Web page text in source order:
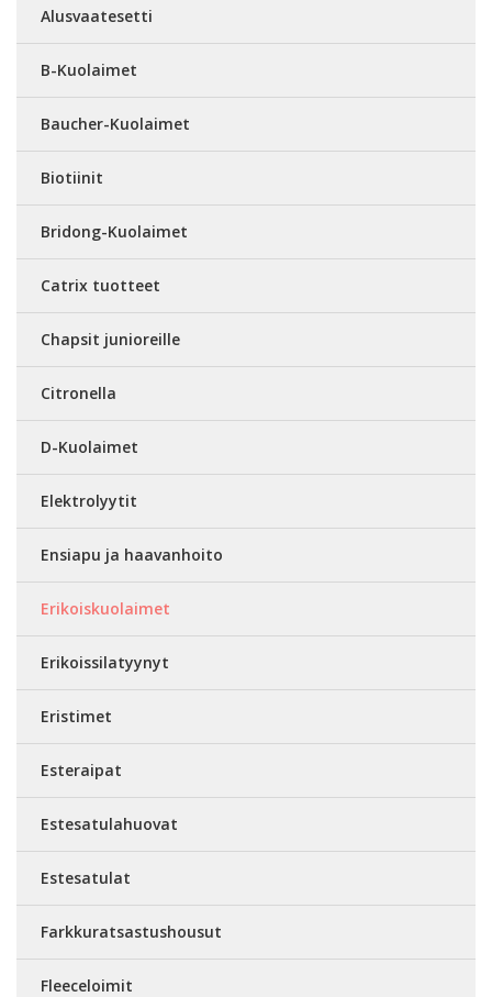
Alusvaatesetti
B-Kuolaimet
Baucher-Kuolaimet
Biotiinit
Bridong-Kuolaimet
Catrix tuotteet
Chapsit junioreille
Citronella
D-Kuolaimet
Elektrolyytit
Ensiapu ja haavanhoito
Erikoiskuolaimet
Erikoissilatyynyt
Eristimet
Esteraipat
Estesatulahuovat
Estesatulat
Farkkuratsastushousut
Fleeceloimit